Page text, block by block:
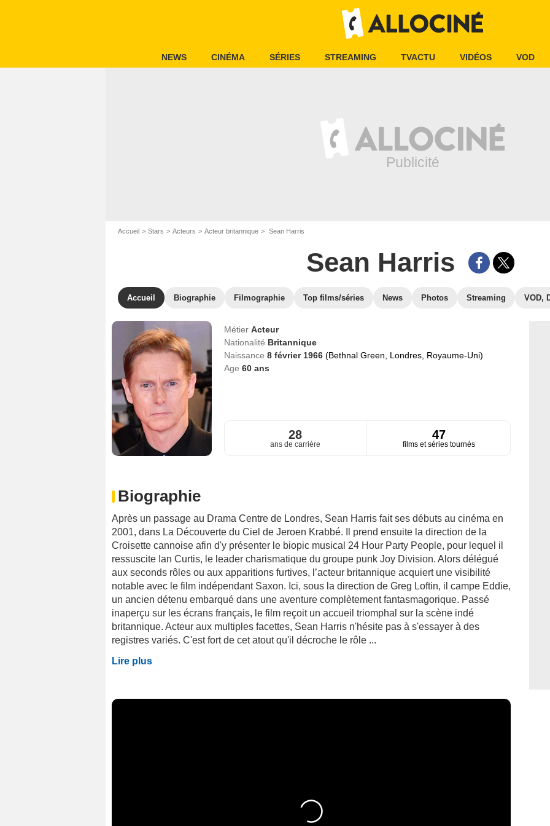
NEWS CINÉMA SÉRIES STREAMING TVACTU VIDÉOS VOD
Accueil Stars Acteurs Acteur britannique Sean Harris
Sean Harris
Accueil Biographie Filmographie Top films/séries News Photos Streaming VOD,
Métier Acteur
Nationalité Britannique
Naissance 8 février 1966 (Bethnal Green, Londres, Royaume-Uni)
Age 60ans
28
ans de carrière
47
films et séries tournés
Biographie
Après un passage au Drama Centre de Londres, Sean Harris fait ses débuts au cinéma en
2001, dans La Découverte du Ciel de Jeroen Krabbé. Il prend ensuite la direction de la
Croisette cannoise afin d'y présenter le biopic musical 24 Hour Party People, pour lequel il
ressuscite Ian Curtis, le leader charismatique du groupe punk Joy Division. Alors délégué
aux seconds rôles ou aux apparitions furtives, l’acteur britannique acquiert une visibilité
notable avec le film indépendant Saxon. Ici, sous la direction de Greg Loftin, il campe Eddie,
un ancien détenu embarqué dans une aventure complètement fantasmagorique. Passé
inaperçu sur les écrans français, le film reçoit un accueil triomphal sur la scène indé
britannique. Acteur aux multiples facettes, Sean Harris n'hésite pas à s'essayer à des
registres variés. C'est fort de cet atout qu'il décroche le rôle ...
Lire plus